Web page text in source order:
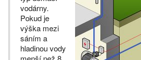
vodárny.
Pokud je
výška mezi
sáním a
hladinou vody